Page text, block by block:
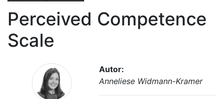
Perceived Competence
Scale
Autor:
Anneliese Widmann-Kramer